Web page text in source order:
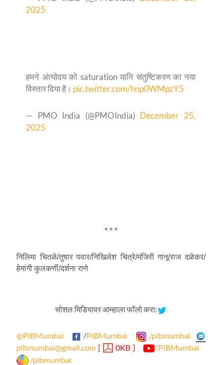
2025
हमने अंत्योदय को saturation यानि संतुष्टिकरण का नया
विस्तार दिया है। pic.twitter.com/hnp0WMpzY5
— PMO India (@PMOIndia) December 25,
2025
* * *
निलिमा चितळे/तुषार पवार/निखिलेश चित्रे/मंजिरी गानू/राज दळेकर/
हेमांगी कुलकर्णी/दर्शना राणे
सोशल मिडियावर आम्हाला फॉलो करा:
@PIBMumbai /PIBMumbai
/pibmumbai
pibmumbai@gmail.com[ 0KB ]
/PIBMumbai
/pibmumbai